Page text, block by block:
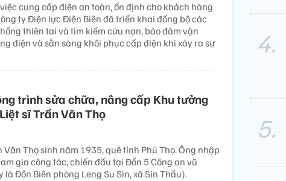
cung cấp điện an toàn, ổn định cho khách hàng
ty Điện lực Điện Biên đã triển khai đồng bộ các
thiên tai và tìm kiếm cứu nạn, bảo đảm vận
điện và sẵn sàng khôi phục cấp điện khi xảy ra sự
trình sửa chữa, nâng cấp Khu tưởng
sĩ Trần Văn Thọ
Thọ sinh năm 1935, quê tỉnh Phú Thọ. Ông nhập
gia công tác, chiến đấu tại Đồn 5 Công an vũ
Đồn Biên phòng Leng Su Sìn, xã Sín Thầu).